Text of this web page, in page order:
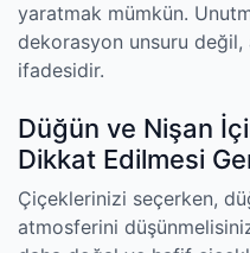
yaratmak mümkün.
dekorasyon unsuru değil,
ifadesidir.
Düğün ve Nişan
Dikkat Edilmesi
Çiçeklerinizi seçerken,
atmosferini